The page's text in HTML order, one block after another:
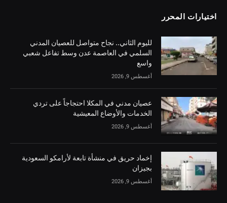
اختيارات المحرر
لليوم الثاني.. نجاح متواصل للعصيان المدني
السلمي في العاصمة عدن وسط تفاعل شعبي
واسع
أغسطس 9, 2026
عصيان مدني في المكلا احتجاجاً على تردي
الخدمات والأوضاع المعيشية
أغسطس 9, 2026
إخماد حريق في منشأة تابعة لأرامكو السعودية
بجيزان
أغسطس 9, 2026